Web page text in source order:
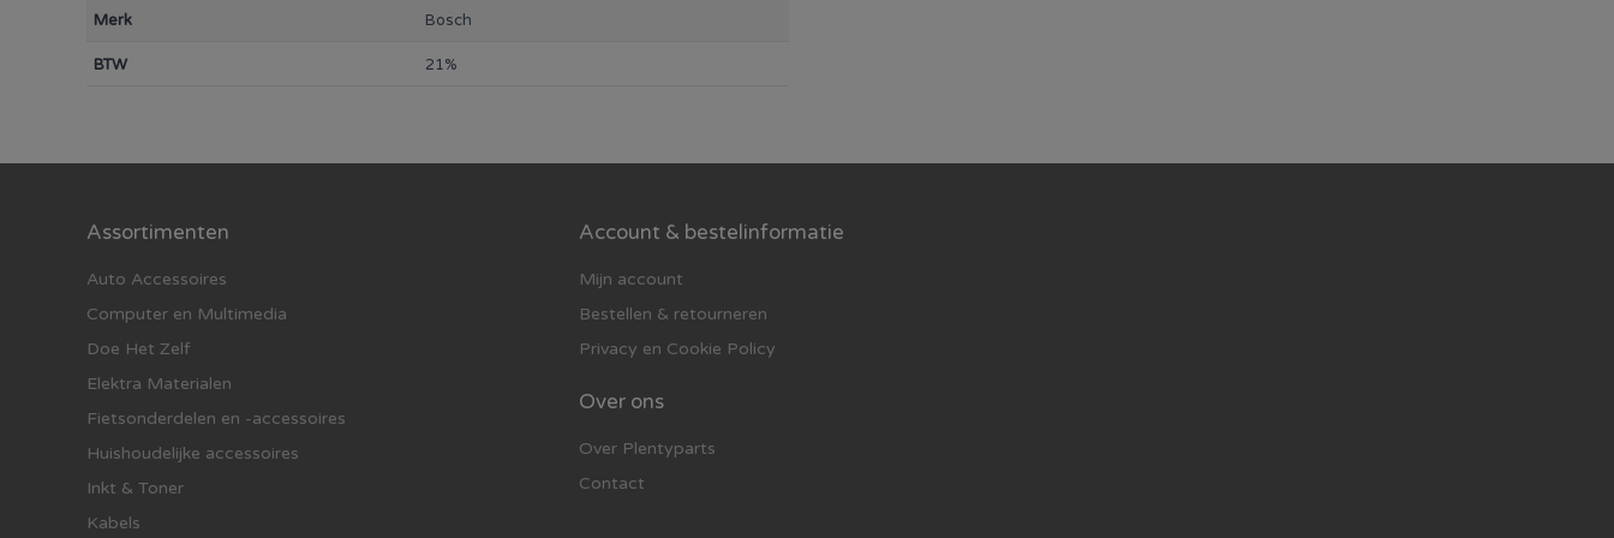
Merk Bosch
BTW 21%
Assortimenten
Auto Accessoires
Computer en Multimedia
Doe Het Zelf
Elektra Materialen
Fietsonderdelen en -accessoires
Huishoudelijke accessoires
Inkt & Toner
Kabels
Account & bestelinformatie
Mijn account
Bestellen & retourneren
Privacy en Cookie Policy
Over ons
Over Plentyparts
Contact